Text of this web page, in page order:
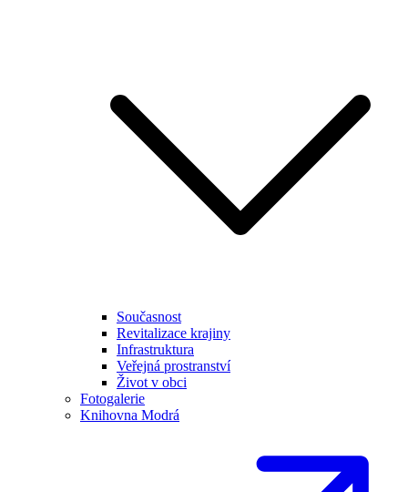
Současnost
Revitalizace krajiny
Infrastruktura
Veřejná prostranství
Život v obci
Fotogalerie
Knihovna Modrá